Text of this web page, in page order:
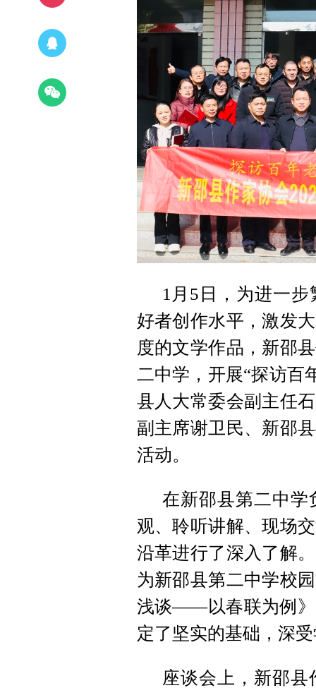
1月5日，为进一
好者创作水平，激发
度的文学作品，新邵
二中学，开展“探访百
县人大常委会副主任
副主席谢卫民、新邵
活动。
在新邵县第二中学
观、聆听讲解、现场
沿革进行了深入了解
为新邵县第二中学校
浅谈——以春联为例》
定了坚实的基础，深
座谈会上，新邵县